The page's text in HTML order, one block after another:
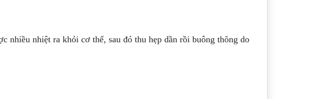
nhiều nhiệt ra khỏi cơ thể, sau đó thu hẹp dần rồi buông thõng do